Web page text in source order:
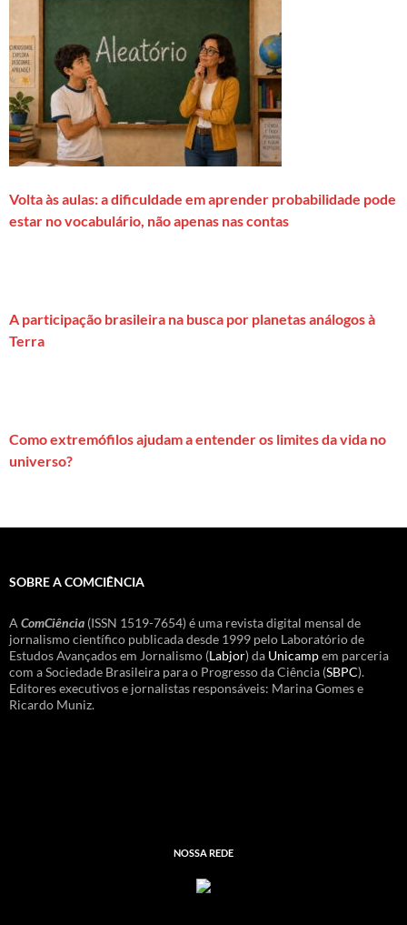
Volta às aulas: a dificuldade em aprender probabilidade pode
estar no vocabulário, não apenas nas contas
A participação brasileira na busca por planetas análogos à
Terra
Como extremófilos ajudam a entender os limites da vida no
universo?
SOBRE A COMCIÊNCIA
A ComCiência (ISSN 1519-7654) é uma revista digital mensal de
jornalismo científico publicada desde 1999 pelo Laboratório de
Estudos Avançados em Jornalismo (Labjor) da Unicampem parceria
com a Sociedade Brasileira para o Progresso da Ciência (SBPC).
Editores executivos e jornalistas responsáveis: Marina Gomes e
Ricardo Muniz.
NOSSA REDE